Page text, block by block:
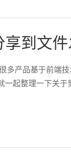
到文
产品基于前端
起整理一下关